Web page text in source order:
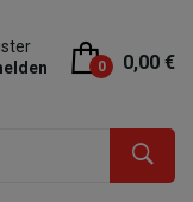
0 0,00 €